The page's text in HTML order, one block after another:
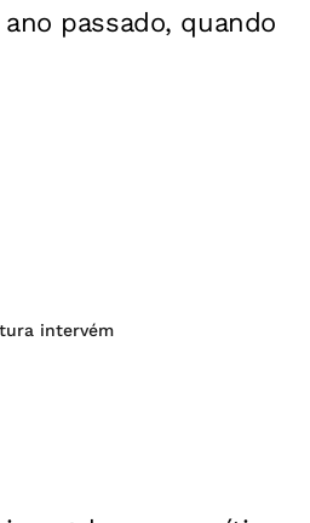
passado, quando
intervém